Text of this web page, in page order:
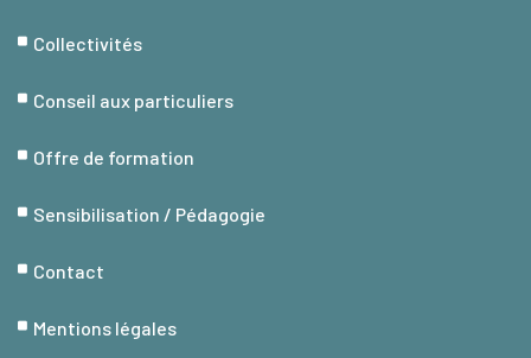
Collectivités
Conseil aux particuliers
Offre de formation
Sensibilisation / Pédagogie
Contact
Mentions légales